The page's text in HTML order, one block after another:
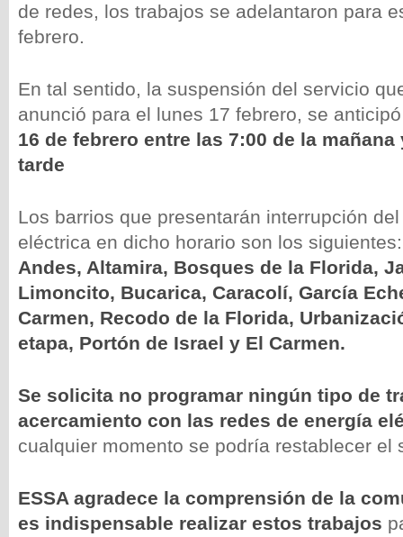
de redes, los trabajos se adelantaron para
febrero.
En tal sentido, la suspensión del servicio
anunció para el lunes 17 febrero, se
16 de febrero entre las 7:00 de la mañana
tarde
Los barrios que presentarán interrupción
eléctrica en dicho horario son los
Andes, Altamira, Bosques de la Florida,
Limoncito, Bucarica, Caracolí, García
Carmen, Recodo de la Florida,
etapa, Portón de Israel y El Carmen.
Se solicita no programar ningún tipo de
acercamiento con las redes de energía
cualquier momento se podría restablecer el
ESSA agradece la comprensión de la
es indispensable realizar estos trabajos